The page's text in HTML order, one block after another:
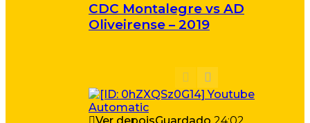
CDC Montalegre vs AD
Oliveirense – 2019